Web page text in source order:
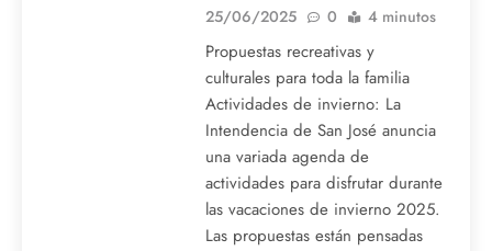
25/06/2025
0 4 minutos
Propuestas recreativas y
culturales para toda la familia
Actividades de invierno: La
Intendencia de San José anuncia
una variada agenda de
actividades para disfrutar durante
las vacaciones de invierno 2025.
Las propuestas están pensadas